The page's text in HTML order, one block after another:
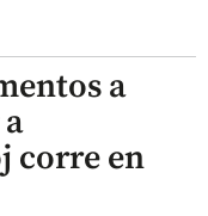
a
corre en